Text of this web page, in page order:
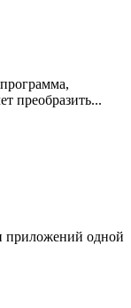
преобразить...
приложений одной